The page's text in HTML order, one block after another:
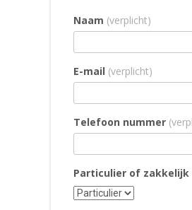
Naam (verplicht)
E-mail (verplicht)
Telefoon nummer
Particulier of zakkelijk